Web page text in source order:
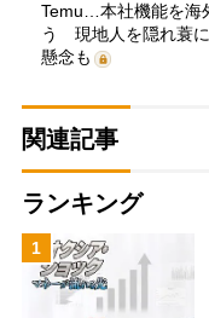
Temu…本社機能を海
う 現地人を隠れ蓑
懸念も
関連記事
ランキング
1